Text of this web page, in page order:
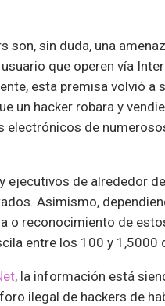
son, sin duda, una
que operen vía
esta premisa volvió a
un hacker robara y
electrónicos de
ejecutivos de alrededor
Asimismo,
o reconocimiento de
entre los 100 y 1,5000
, la información está
ilegal de hackers de